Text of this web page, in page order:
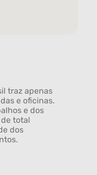
traz apenas
e oficinas.
e dos
total
dos